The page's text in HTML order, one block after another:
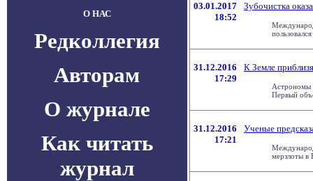
О НАС
Редколлегия
Авторам
О журнале
Как читать
журнал
03.01.2017
18:52
Зубочистка
31.12.2016
17:29
К Земле
Астрономы
Первый
31.12.2016
17:21
Ученые
мерзлоты в